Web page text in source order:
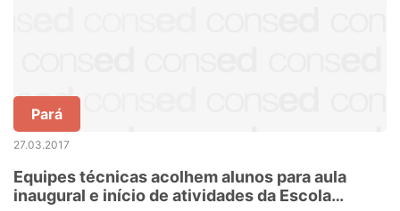
Pará
27.03.2017
Equipes técnicas acolhem alunos para aula
inaugural e início de atividades da Escola